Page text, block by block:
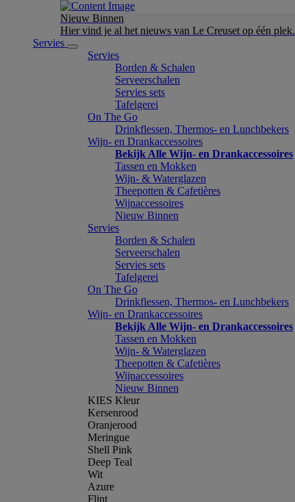
Nieuw Binnen
Hier vind je al het nieuws van Le Creuset op één plek.
Servies
Servies
Borden & Schalen
Serveerschalen
Servies sets
Tafelgerei
On The Go
Drinkflessen, Thermos- en Lunchbekers
Wijn- en Drankaccessoires
Bekijk Alle Wijn- en Drankaccessoires
Tassen en Mokken
Wijn- & Waterglazen
Theepotten & Cafetières
Wijnaccessoires
Nieuw Binnen
Servies
Borden & Schalen
Serveerschalen
Servies sets
Tafelgerei
On The Go
Drinkflessen, Thermos- en Lunchbekers
Wijn- en Drankaccessoires
Bekijk Alle Wijn- en Drankaccessoires
Tassen en Mokken
Wijn- & Waterglazen
Theepotten & Cafetières
Wijnaccessoires
Nieuw Binnen
KIES Kleur
Kersenrood
Oranjerood
Meringue
Shell Pink
Deep Teal
Wit
Azure
Flint